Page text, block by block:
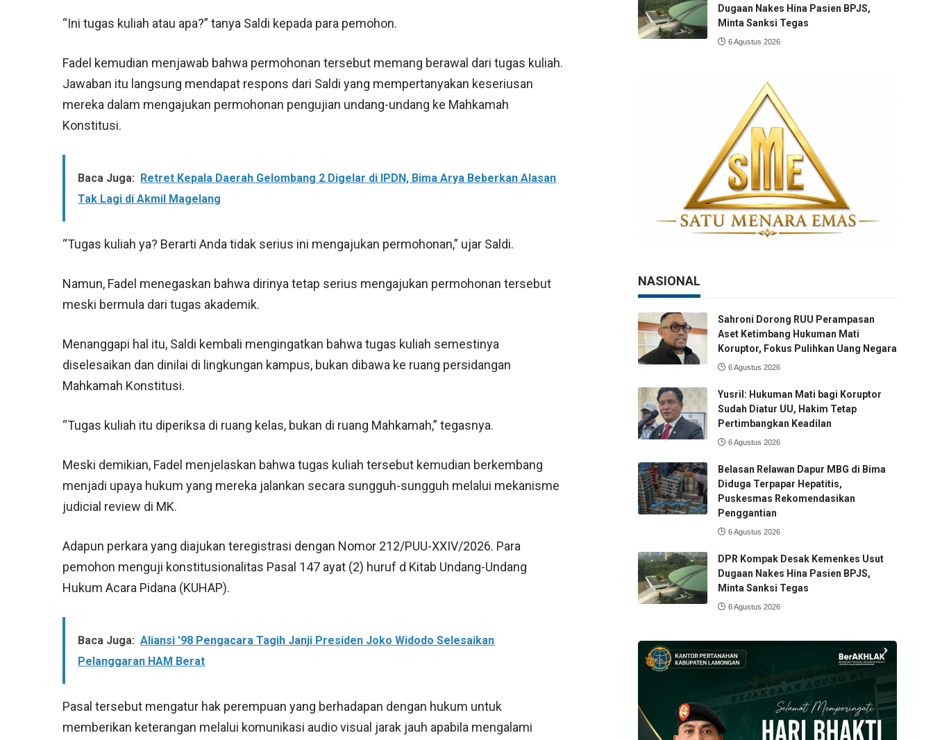
“Ini tugas kuliah atau apa?” tanya Saldi kepada para pemohon.
Fadel kemudian menjawab bahwa permohonan tersebut memang berawal dari tugas kuliah.
Jawaban itu langsung mendapat respons dari Saldi yang mempertanyakan keseriusan
mereka dalam mengajukan permohonan pengujian undang-undang ke Mahkamah
Konstitusi.
Baca Juga:
Retret Kepala Daerah Gelombang 2 Digelar di IPDN, Bima Arya Beberkan Alasan
Tak Lagi di Akmil Magelang
“Tugas kuliah ya? Berarti Anda tidak serius ini mengajukan permohonan,” ujar Saldi.
Namun, Fadel menegaskan bahwa dirinya tetap serius mengajukan permohonan tersebut
meski bermula dari tugas akademik.
Menanggapi hal itu, Saldi kembali mengingatkan bahwa tugas kuliah semestinya
diselesaikan dan dinilai di lingkungan kampus, bukan dibawa ke ruang persidangan
Mahkamah Konstitusi.
“Tugas kuliah itu diperiksa di ruang kelas, bukan di ruang Mahkamah,” tegasnya.
Meski demikian, Fadel menjelaskan bahwa tugas kuliah tersebut kemudian berkembang
menjadi upaya hukum yang mereka jalankan secara sungguh-sungguh melalui mekanisme
judicial review di MK.
Adapun perkara yang diajukan teregistrasi dengan Nomor 212/PUU-XXIV/2026. Para
pemohon menguji konstitusionalitas Pasal 147 ayat (2) huruf d Kitab Undang-Undang
Hukum Acara Pidana (KUHAP).
Baca Juga: Aliansi '98 Pengacara Tagih Janji Presiden Joko Widodo Selesaikan
Pelanggaran HAM Berat
Pasal tersebut mengatur hak perempuan yang berhadapan dengan hukum untuk
memberikan keterangan melalui komunikasi audio visual jarak jauh apabila mengalami
Dugaan Nakes Hina Pasien BPJS,
Minta Sanksi Tegas
6 Agustus 2026
NASIONAL
Sahroni Dorong RUU Perampasan
Aset Ketimbang Hukuman Mati
Koruptor, Fokus Pulihkan Uang Negara
6 Agustus 2026
Yusril: Hukuman Mati bagi Koruptor
Sudah Diatur UU, Hakim Tetap
Pertimbangkan Keadilan
6 Agustus 2026
Belasan Relawan Dapur MBG di Bima
Diduga Terpapar Hepatitis,
Puskesmas Rekomendasikan
Penggantian
6 Agustus 2026
DPR Kompak Desak Kemenkes Usut
Dugaan Nakes Hina Pasien BPJS,
Minta Sanksi Tegas
6 Agustus 2026